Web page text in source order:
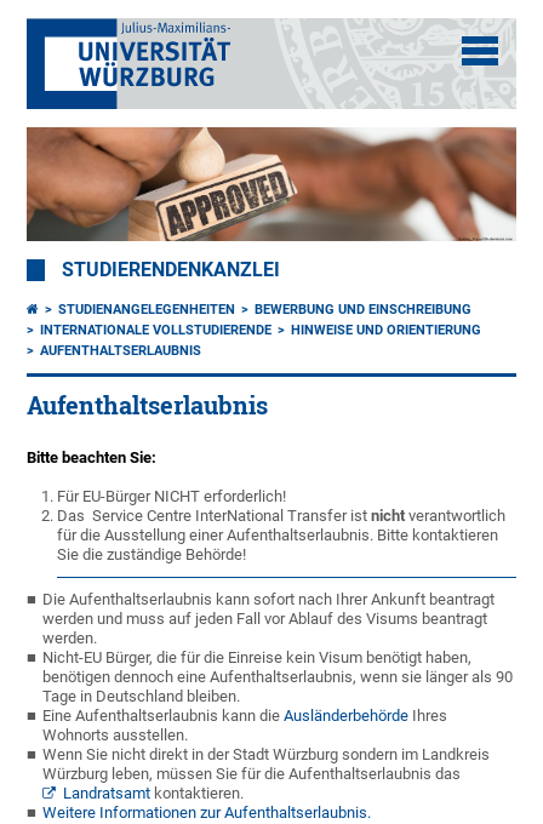
STUDIERENDENKANZLEI
STUDIENANGELEGENHEITEN
BEWERBUNG UND EINSCHREIBUNG
INTERNATIONALE VOLLSTUDIERENDE
HINWEISE UND ORIENTIERUNG
AUFENTHALTSERLAUBNIS
Aufenthaltserlaubnis
Bitte beachten Sie:
Für EU-Bürger NICHT erforderlich!
Das Service Centre InterNational Transfer istnicht verantwortlich
für die Ausstellung einer Aufenthaltserlaubnis. Bitte kontaktieren
Sie die zuständige Behörde!
Die Aufenthaltserlaubnis kann sofort nach Ihrer Ankunft beantragt
werden und muss auf jeden Fall vor Ablauf des Visums beantragt
werden.
Nicht-EU Bürger, die für die Einreise kein Visum benötigt haben,
benötigen dennoch eine Aufenthaltserlaubnis, wenn sie länger als 90
Tage in Deutschland bleiben.
Eine Aufenthaltserlaubnis kann dieAusländerbehörde Ihres
Wohnorts ausstellen.
Wenn Sie nicht direkt in der Stadt Würzburg sondern im Landkreis
Würzburg leben, müssen Sie für die Aufenthaltserlaubnis das
Landratsamt kontaktieren.
Weitere Informationen zur Aufenthaltserlaubnis.